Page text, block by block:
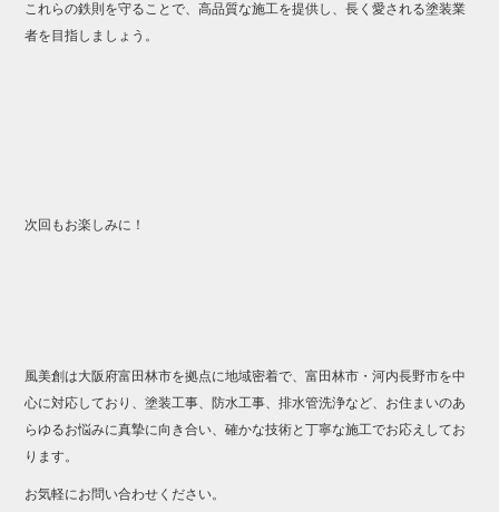
これらの鉄則を守ることで、高品質な施工を提供し、長く愛される塗装業
者を目指しましょう。
次回もお楽しみに！
風美創は大阪府富田林市を拠点に地域密着で、富田林市・河内長野市を中
心に対応しており、塗装工事、防水工事、排水管洗浄など、お住まいのあ
らゆるお悩みに真摯に向き合い、確かな技術と丁寧な施工でお応えしてお
ります。
お気軽にお問い合わせください。